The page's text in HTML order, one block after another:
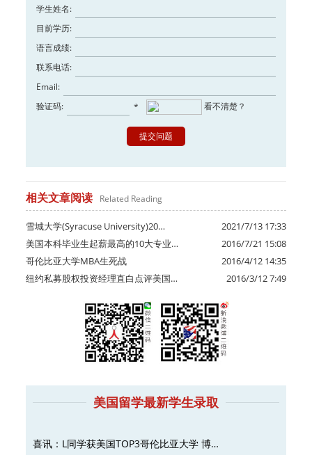
学生姓名:
目前学历:
语言成绩:
联系电话:
Email:
验证码:
看不清楚？
*
相关文章阅读 Related Reading
2021/7/13 17:33
雪城大学(Syracuse University)20…
2016/7/21 15:08
美国本科毕业生起薪最高的10大专业…
2016/4/12 14:35
哥伦比亚大学MBA生死战
2016/3/12 7:49
纽约私募股权投资经理直白点评美国…
美国留学最新学生录取
喜讯：L同学获美国TOP3哥伦比亚大学 博…